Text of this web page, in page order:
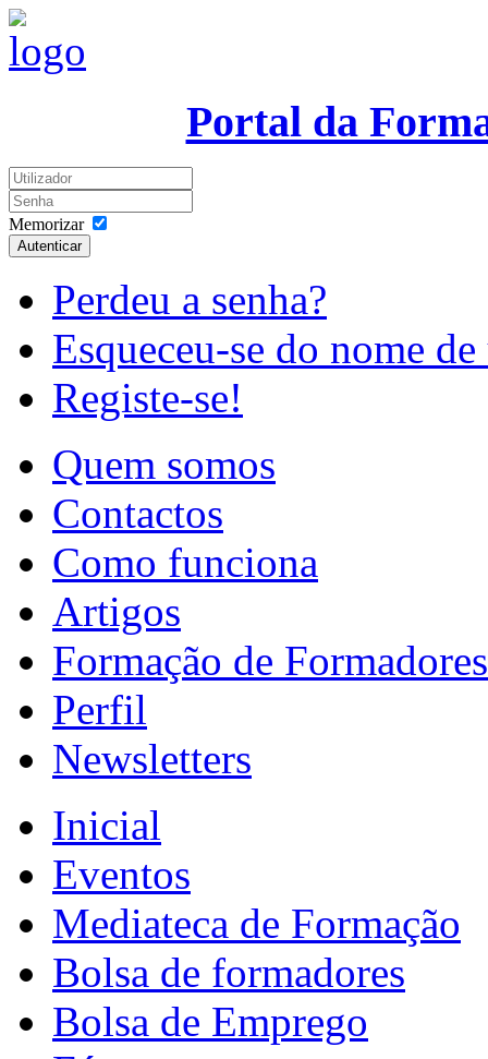
Portal da
Memorizar
Autenticar
Perdeu a senha?
Esqueceu-se do nome
Registe-se!
Quem somos
Contactos
Como funciona
Artigos
Formação de Formadores
Perfil
Newsletters
Inicial
Eventos
Mediateca de Formação
Bolsa de formadores
Bolsa de Emprego